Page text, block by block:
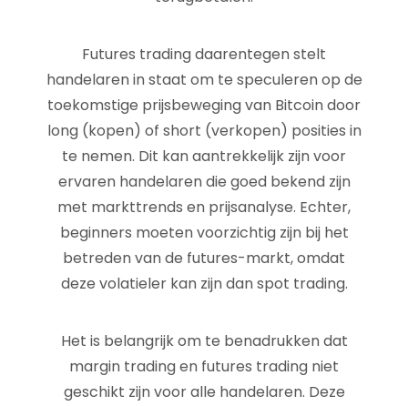
Futures trading daarentegen stelt
handelaren in staat om te speculeren op de
toekomstige prijsbeweging van Bitcoin door
long (kopen) of short (verkopen) posities in
te nemen. Dit kan aantrekkelijk zijn voor
ervaren handelaren die goed bekend zijn
met markttrends en prijsanalyse. Echter,
beginners moeten voorzichtig zijn bij het
betreden van de futures-markt, omdat
deze volatieler kan zijn dan spot trading.
Het is belangrijk om te benadrukken dat
margin trading en futures trading niet
geschikt zijn voor alle handelaren. Deze